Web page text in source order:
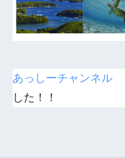
あっしーチャンネル
した！！